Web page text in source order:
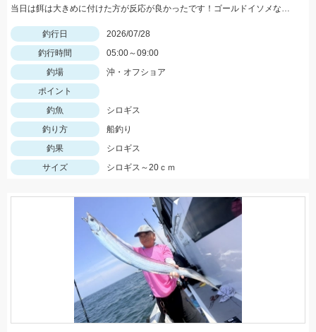
当日は餌は大きめに付けた方が反応が良かったです！ゴールドイソメなら半分にカットした物、石ゴカイなら２～３匹房掛けが好反応！
釣行日
2026/07/28
釣行時間
05:00～09:00
釣場
沖・オフショア
ポイント
釣魚
シロギス
釣り方
船釣り
釣果
シロギス
サイズ
シロギス～20ｃｍ